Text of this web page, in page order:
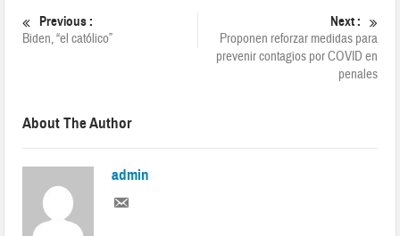
Previous :
Biden, “el católico”
Next :
Proponen reforzar medidas para
prevenir contagios por COVID en
penales
About The Author
admin